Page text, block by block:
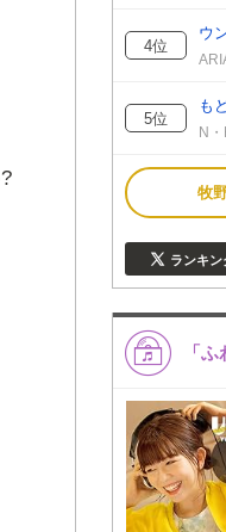
4位
ウ
5位
も
N
牧
ランキン
「